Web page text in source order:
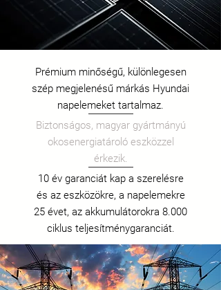
Prémium minőségű, különlegesen
szép megjelenésű márkás Hyundai
napelemeket tartalmaz.
Biztonságos, magyar gyártmányú
okosenergiatároló eszközzel
érkezik.
10 év garanciát kap a szerelésre
és az eszközökre, a napelemekre
25 évet, az akkumulátorokra 8.000
ciklus teljesítménygaranciát.